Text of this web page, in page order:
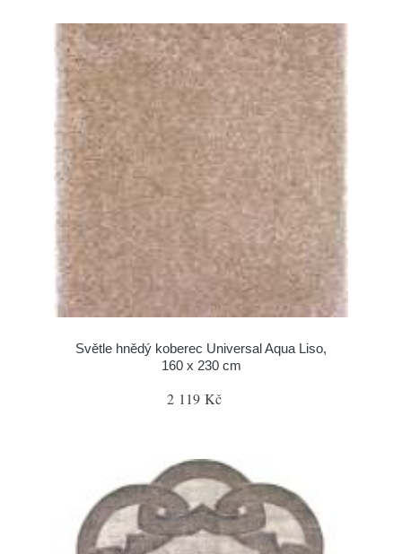
Světle hnědý koberec Universal Aqua Liso,
160 x 230 cm
2 119 Kč